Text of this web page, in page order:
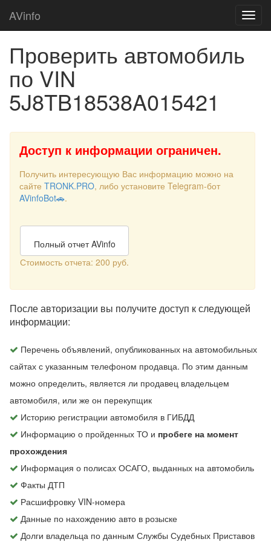
AVinfo
Проверить автомобиль
по VIN
5J8TB18538A015421
Доступ к информации ограничен.
Получить интересующую Вас информацию можно на
сайте TRONK.PRO, либо установите Telegram-бот
AVinfoBot🚗.
Полный отчет AVinfo
Стоимость отчета: 200 руб.
После авторизации вы получите доступ к следующей
информации:
Перечень объявлений, опубликованных на автомобильных
сайтах с указанным телефоном продавца. По этим данным
можно определить, является ли продавец владельцем
автомобиля, или же он перекупщик
Историю регистрации автомобиля в ГИБДД
Информацию о пройденных ТО и пробеге на момент
прохождения
Информация о полисах ОСАГО, выданных на автомобиль
Факты ДТП
Расшифровку VIN-номера
Данные по нахождению авто в розыске
Долги владельца по данным Службы Судебных Приставов